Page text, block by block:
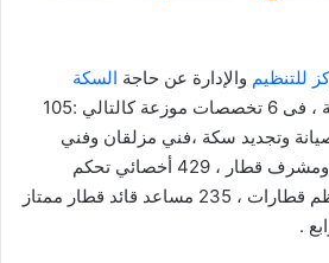
للتنظيم والإدارة عن حاجة السكة
لشغل 1098 وظيفة ، فى 6 تخصصات موزعة كالتالي :105
، 114 فني صيانة وتجديد سكة ،فني مزلقان وفني
مناورة ، 92 صراف تذاكر ومشرف قطار ، 429 أخصائي تحكم
مراقب حركة مركزى _منظم قطارات ، 235 مساعد قائد قطار ممتاز